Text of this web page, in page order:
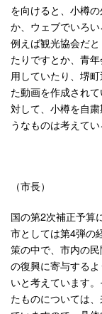
を向けると、小樽
か、ウェブでいろ
例えば観光協会だ
たりですとか、青
用していたり、堺
た動画を作成され
対して、小樽を自
うなものは考えてい
（市長）
国の第2次補正予算
市としては第4弾の
策の中で、市内の
の復興に寄与する
いと考えています
たものについては